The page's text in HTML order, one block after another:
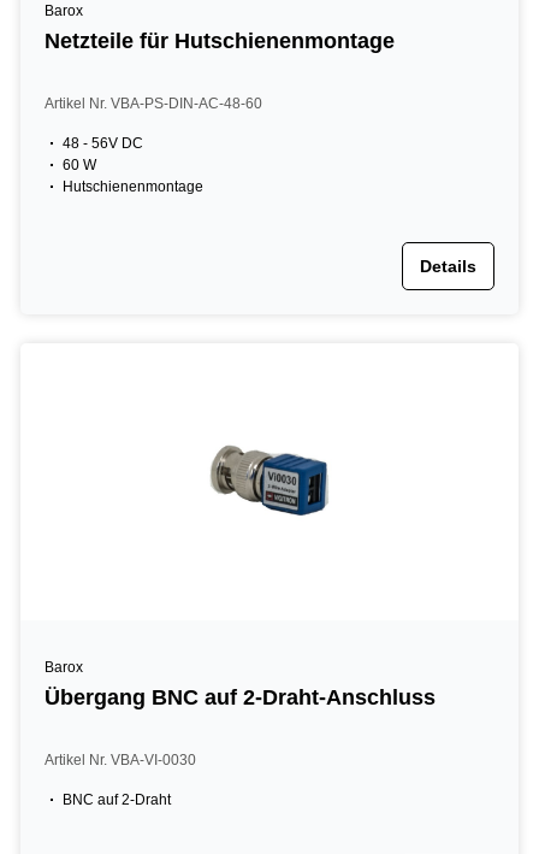
Barox
Netzteile für Hutschienenmontage
Artikel Nr. VBA-PS-DIN-AC-48-60
48 - 56V DC
60 W
Hutschienenmontage
Details
Barox
Übergang BNC auf 2-Draht-Anschluss
Artikel Nr. VBA-VI-0030
BNC auf 2-Draht